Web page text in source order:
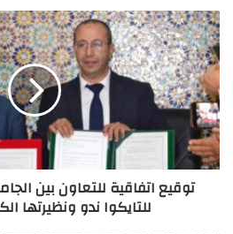
توقيع
اتفاقية
للتعاون
بين
الجامعة
الملكية
المغربية
للتايكوا
ندو
ونظيرتهاتوقيع اتفاقية للتعاون بين
للتايكوا ندو ونظيرتها